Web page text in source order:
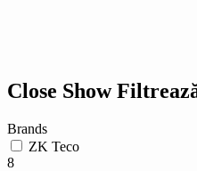
Close Show
Brands
ZK Teco
8